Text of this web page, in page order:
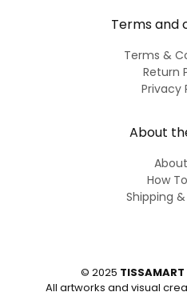
Terms and
Terms &
Return
Privacy
About
How
Shipping
© 2025 TISSAMART
All artworks and visual